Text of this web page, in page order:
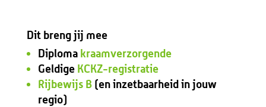
Dit breng jij mee
Diploma kraamverzorgende
Geldige KCKZ-registratie
Rijbewijs B(en inzetbaarheid in jouw
regio)